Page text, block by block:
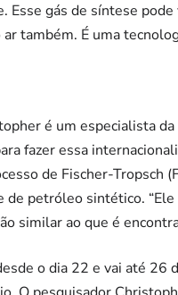
Esse gás de síntese
também. É uma
é um especialista
fazer essa
de Fischer-Tropsch
de petróleo sintético.
similar ao que é
o dia 22 e vai até